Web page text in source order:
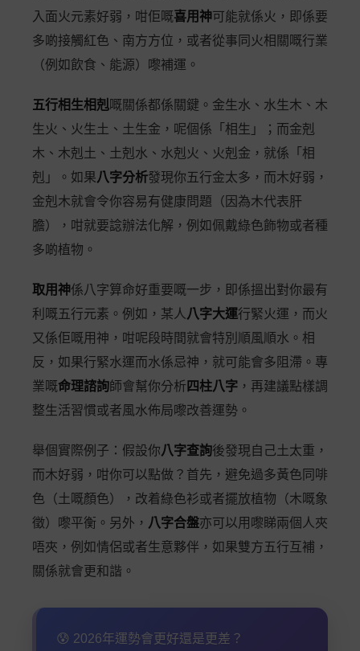
入面火元素好弱，咁佢嘅喜用神可能就係火，即係要
多啲接觸紅色、南方方位，或者從事同火相關嘅行業
（例如飲食、能源）嚟補運。
五行相生相剋嘅關係都係關鍵。金生水、水生木、木
生火、火生土、土生金，呢個係「相生」；而金剋
木、木剋土、土剋水、水剋火、火剋金，就係「相
剋」。如果八字分析發現你五行金太多，而木好弱，
金剋木就會令你容易有健康問題（因為木代表肝
膽），咁就要諗辦法化解，例如佩戴綠色飾物或者種
多啲植物。
取用神係八字算命好重要嘅一步，即係搵出對你最有
利嘅五行元素。例如，某人 八字大運行緊火運，而火
又係佢嘅用神，咁呢段時間就會特別順風順水。相
反，如果行緊水運而水係忌神，就可能會多阻滯。專
業嘅命理諮詢師會幫你分析 四柱八字 ，再建議點樣調
整生活習慣或者風水佈局嚟改善運勢。
舉個實際例子：假設你八字查詢後發現自己土太重，
而木好弱，咁你可以點做？首先，避免過多黃色同啡
色（土嘅顏色），改着綠色衫或者擺放植物（木嘅象
徵）嚟平衡。另外， 八字合盤亦可以用嚟睇兩個人夾
唔夾，例如情侶或者生意夥伴，如果雙方五行互補，
關係就會更和諧。
😰 2026年運勢會更好還是更差？